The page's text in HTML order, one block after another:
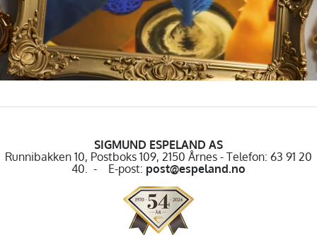
SIGMUND ESPELAND AS
Runnibakken 10, Postboks 109, 2150 Årnes - Telefon: 63 91 20
40. - E-post: post@espeland.no